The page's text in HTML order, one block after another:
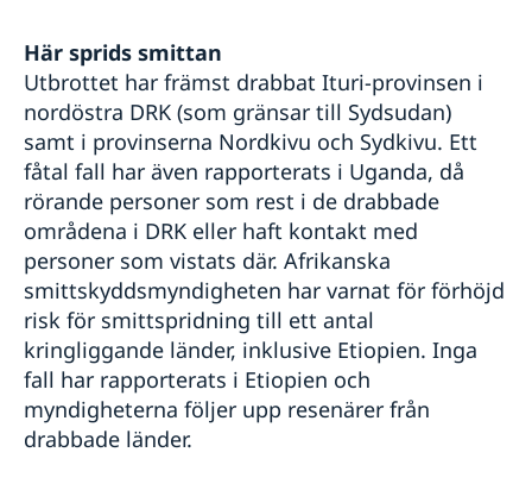
Stöd till etiopiska företag
Fler användbara länkar
Regionalt utvecklingssamarbete
Openaid
Demokrati
Korruption
Här sprids smittan
Utbrottet har främst drabbat Ituri-provinsen i
nordöstra DRK (som gränsar till Sydsudan)
samt i provinserna Nordkivu och Sydkivu. Ett
fåtal fall har även rapporterats i Uganda, då
rörande personer som rest i de drabbade
områdena i DRK eller haft kontakt med
personer som vistats där. Afrikanska
smittskyddsmyndigheten har varnat för förhöjd
risk för smittspridning till ett antal
kringliggande länder, inklusive Etiopien. Inga
fall har rapporterats i Etiopien och
myndigheterna följer upp ​resenärer från
drabbade länder.